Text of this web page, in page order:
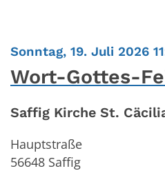
Sonntag, 19. Juli 2026
Wort-Gottes-
Saffig Kirche St.
Hauptstraße
56648 Saffig